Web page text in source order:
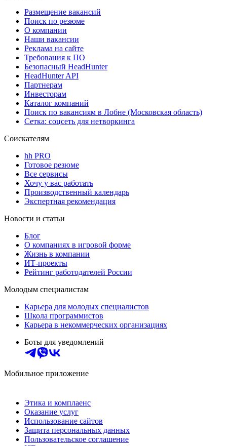
Размещение вакансий
Поиск по резюме
О компании
Наши вакансии
Реклама на сайте
Требования к ПО
Безопасный HeadHunter
HeadHunter API
Партнерам
Инвесторам
Каталог компаний
Поиск по вакансиям в Лобне (Московская область)
Сетка: соцсеть для нетворкинга
Соискателям
hh PRO
Готовое резюме
Все сервисы
Хочу у вас работать
Производственный календарь
Экспертная рекомендация
Новости и статьи
Блог
О компаниях в игровой форме
Жизнь в компании
ИТ-проекты
Рейтинг работодателей России
Молодым специалистам
Карьера для молодых специалистов
Школа программистов
Карьера в некоммерческих организациях
Боты для уведомлений
Мобильное приложение
Этика и комплаенс
Оказание услуг
Использование сайтов
Защита персональных данных
Пользовательское соглашение